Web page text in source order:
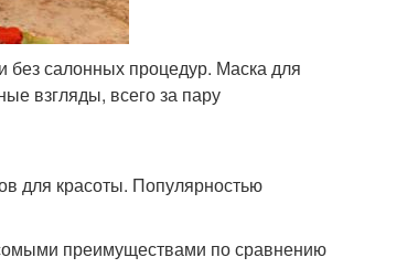
без салонных процедур. Маска для
взгляды, всего за пару
для красоты. Популярностью
преимуществами по сравнению